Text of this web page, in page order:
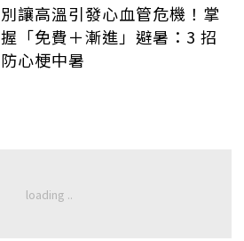
別讓高溫引發心血管危機！掌
握「免費＋漸進」避暑：3 招
防心梗中暑